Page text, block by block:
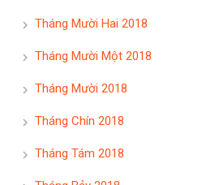
Tháng Mười Hai 2018
Tháng Mười Một 2018
Tháng Mười 2018
Tháng Chín 2018
Tháng Tám 2018